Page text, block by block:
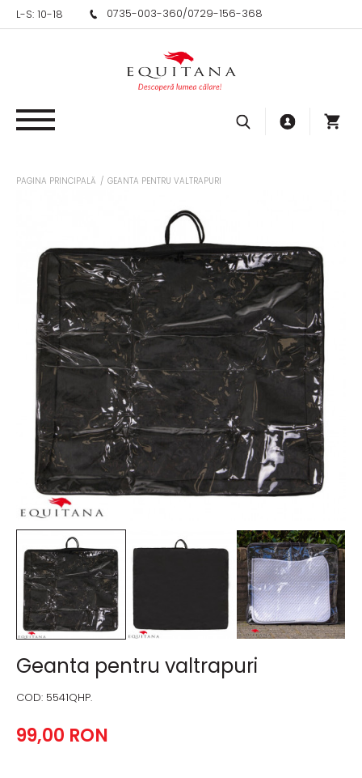
L-S: 10-18 0735-003-360/0729-156-368
PAGINA PRINCIPALĂ / GEANTA PENTRU VALTRAPURI
Geanta pentru valtrapuri
COD: 5541QHP.
99,00 RON